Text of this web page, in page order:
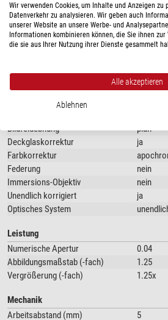
Mehr anzeigen...
TECHNISCHE DATEN
Bildfeldebnung
plan
Deckglaskorrektur
ja
Farbkorrektur
Federung
nein
Immersions-Objektiv
nein
Unendlich korrigiert
ja
Optisches System
Leistung
Numerische Apertur
0.04
Abbildungsmaßstab (-fach)
1.25
Vergrößerung (-fach)
1.25x
Mechanik
Arbeitsabstand (mm)
5
Wir verwenden Cookies, um Inhalte und Anzeigen zu
Datenverkehr zu analysieren. Wir geben auch
unserer Website an unsere Werbe- und
Informationen kombinieren können, die Sie ihnen
die sie aus Ihrer Nutzung ihrer Dienste gesammelt
Alle akzeptieren
Ablehnen